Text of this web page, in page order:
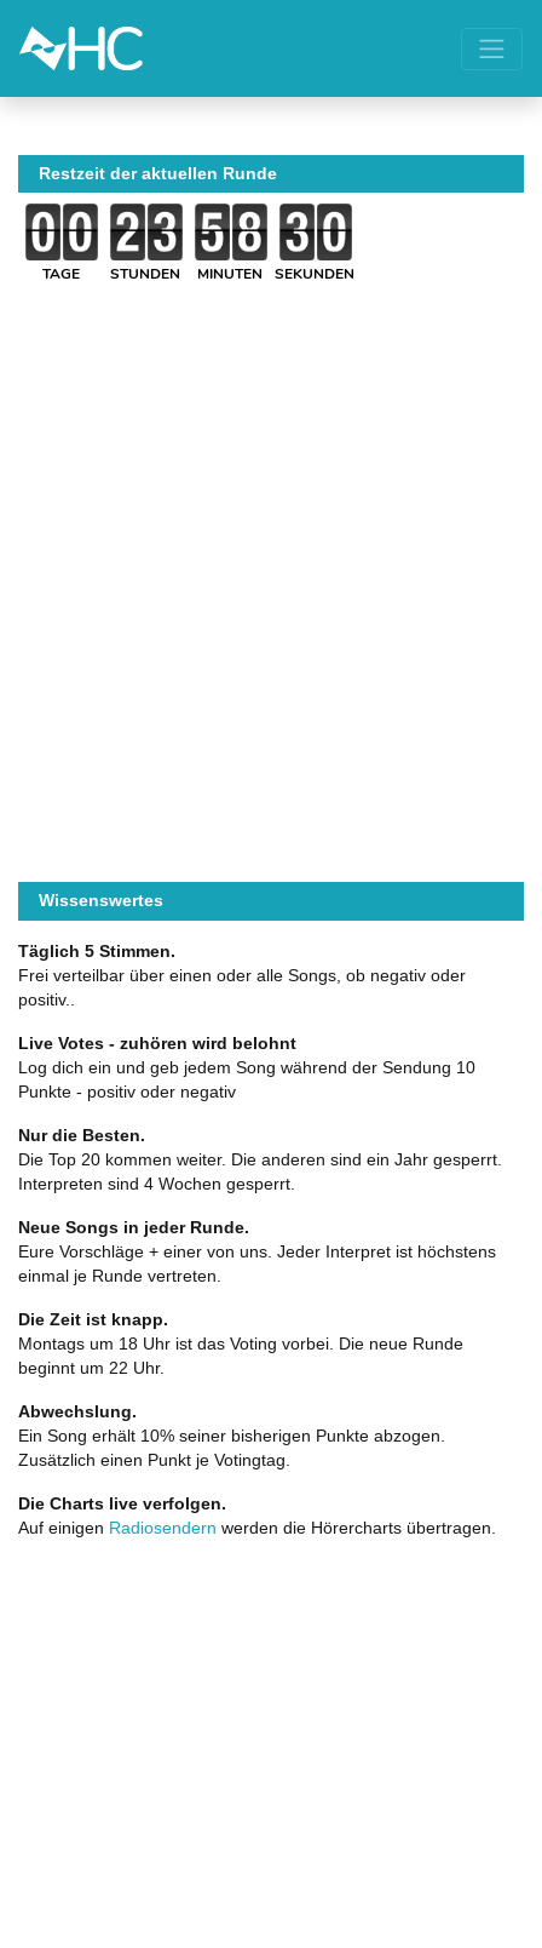
Restzeit der aktuellen Runde
TAGE STUNDEN MINUTEN SEKUNDEN
Wissenswertes
Täglich 5 Stimmen.
Frei verteilbar über einen oder alle Songs, ob negativ oder
positiv..
Live Votes - zuhören wird belohnt
Log dich ein und geb jedem Song während der Sendung 10
Punkte - positiv oder negativ
Nur die Besten.
Die Top 20 kommen weiter. Die anderen sind ein Jahr gesperrt.
Interpreten sind 4 Wochen gesperrt.
Neue Songs in jeder Runde.
Eure Vorschläge + einer von uns. Jeder Interpret ist höchstens
einmal je Runde vertreten.
Die Zeit ist knapp.
Montags um 18 Uhr ist das Voting vorbei. Die neue Runde
beginnt um 22 Uhr.
Abwechslung.
Ein Song erhält 10% seiner bisherigen Punkte abzogen.
Zusätzlich einen Punkt je Votingtag.
Die Charts live verfolgen.
Auf einigen Radiosendern werden die Hörercharts übertragen.